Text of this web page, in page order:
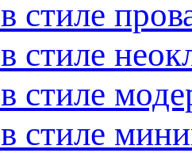
стиле
стиле
стиле
стиле